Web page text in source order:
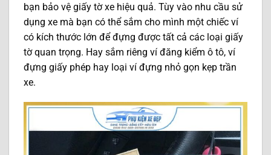
bạn bảo vệ giấy tờ xe hiệu quả. Tùy vào nhu cầu sử
dụng xe mà bạn có thể sắm cho mình một chiếc ví
có kích thước lớn để đựng được tất cả các loại giấy
tờ quan trọng. Hay sắm riêng ví đăng kiểm ô tô, ví
đựng giấy phép hay loại ví đựng nhỏ gọn kẹp trần
xe.